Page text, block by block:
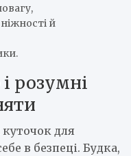
й
розумні
для
в безпеці. Будка,